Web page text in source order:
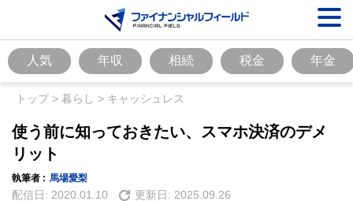
人気 年収 相続 税金 年金
トップ> 暮らし > キャッシュレス
使う前に知っておきたい、スマホ決済のデメ
リット
執筆者 : 馬場愛梨
配信日: 2020.01.10 更新日: 2025.09.26